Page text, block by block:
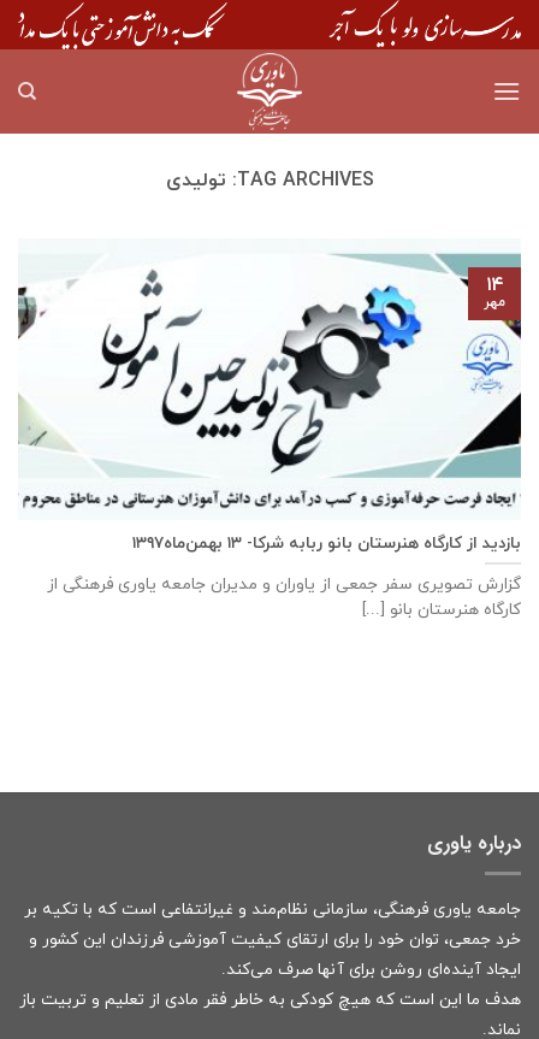
Skip
to
TAG ARCHIVES: تولیدی
بازدید از کارگاه هنرستان بانو ربابه شرکا- ۱۳ بهمن‌ماه۱۳۹۷
گزارش تصویری سفر جمعی از یاوران و مدیران جامعه یاوری فرهنگی از
کارگاه هنرستان بانو [...]
۱۴
مهر
درباره یاوری
جامعه یاوری فرهنگی، سازمانی نظام‌مند و غیرانتفاعی است که با تکیه بر
خرد جمعی، توان خود را برای ارتقای کیفیت آموزشی فرزندان این کشور و
ایجاد آینده‌ای روشن برای آنها صرف می‌کند.
هدف ما این است که هیچ کودکی به خاطر فقر مادی از تعلیم و تربیت باز
نماند.